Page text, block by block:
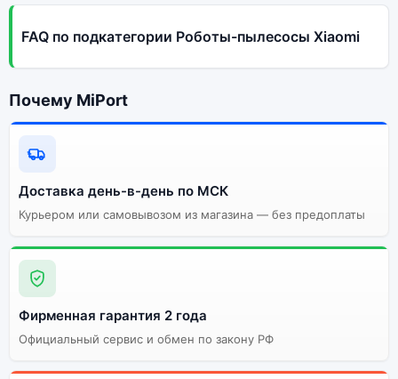
FAQ по подкатегории Роботы-пылесосы Xiaomi
Почему MiPort
Доставка день-в-день по МСК
Курьером или самовывозом из магазина — без предоплаты
Фирменная гарантия 2 года
Официальный сервис и обмен по закону РФ